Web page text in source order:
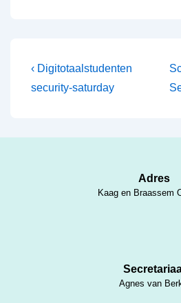
Bericht
navigatie
Vorig
bericht
‹ Digitotaalstudenten
security-saturday
Adres
Kaag en Braassem
Agnes van